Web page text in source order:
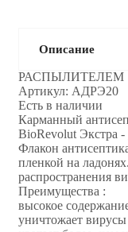
Описание
РАСПЫЛИТЕЛЕМ
Артикул: АДРЭ20
Есть в наличии
Карманный
BioRevolut Экстра -
Флакон
пленкой на
распространения
Преимущества :
высокое
уничтожает вирусы